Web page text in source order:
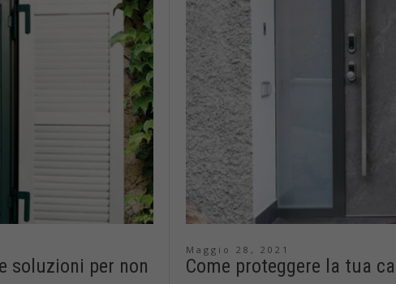
soluzioni per non
Maggio 28, 2021
Come proteggere la tua